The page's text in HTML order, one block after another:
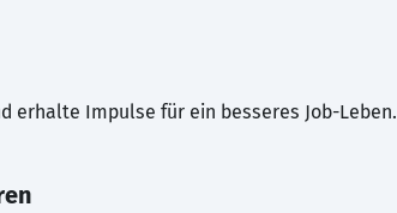
erhalte Impulse für ein besseres Job-Leben.